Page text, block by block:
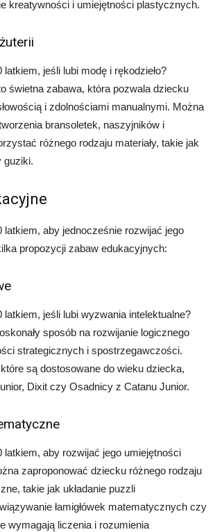
kreatywności i umiejętności plastycznych.
jeśli lubi modę i rękodzieło?
świetna zabawa, która pozwala dziecku
i zdolnościami manualnymi. Można
bransoletek, naszyjników i
różnego rodzaju materiały, takie jak
guziki.
latkiem, aby jednocześnie rozwijać jego
propozycji zabaw edukacyjnych:
latkiem, jeśli lubi wyzwania intelektualne?
sposób na rozwijanie logicznego
strategicznych i spostrzegawczości.
są dostosowane do wieku dziecka,
Dixit czy Osadnicy z Catanu Junior.
latkiem, aby rozwijać jego umiejętności
zaproponować dziecku różnego rodzaju
takie jak układanie puzzli
łamigłówek matematycznych czy
wymagają liczenia i rozumienia